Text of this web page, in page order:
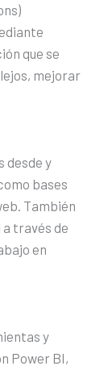
que se
mejorar
desde y
bases
También
través de
en
y
Power BI,